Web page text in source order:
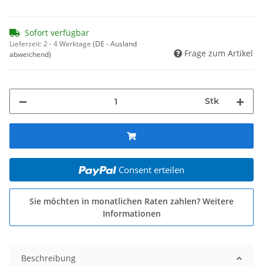
Sofort verfügbar
Lieferzeit:2 - 4 Werktage (DE - Ausland
abweichend)
Frage zum Artikel
Stk
Consent erteilen
Sie möchten in monatlichen Raten zahlen? Weitere
Informationen
Beschreibung